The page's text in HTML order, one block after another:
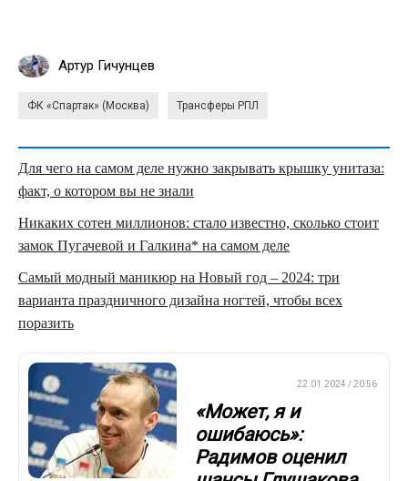
Артур Гичунцев
ФК «Спартак» (Москва) Трансферы РПЛ
Для чего на самом деле нужно закрывать крышку унитаза:
факт, о котором вы не знали
Никаких сотен миллионов: стало известно, сколько стоит
замок Пугачевой и Галкина* на самом деле
Самый модный маникюр на Новый год – 2024: три
варианта праздничного дизайна ногтей, чтобы всех
поразить
22.01.2024 / 20:56
«Может, я и
ошибаюсь»:
Радимов оценил